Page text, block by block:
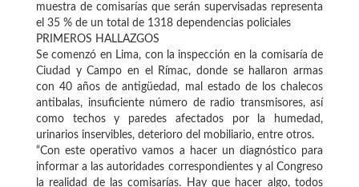
muestra de comisarías que serán supervisadas representa
el 35 % de un total de 1318 dependencias policiales
PRIMEROS HALLAZGOS
Se comenzó en Lima, con la inspección en la comisaría de
Ciudad y Campo en el Rímac, donde se hallaron armas
con 40 años de antigüedad, mal estado de los chalecos
antibalas, insuficiente número de radio transmisores, así
como techos y paredes afectados por la humedad,
urinarios inservibles, deterioro del mobiliario, entre otros.
“Con este operativo vamos a hacer un diagnóstico para
informar a las autoridades correspondientes y al Congreso
la realidad de las comisarías. Hay que hacer algo, todos